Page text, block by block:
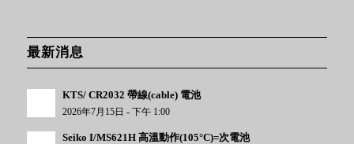
最新消息
KTS/ CR2032 帶線(cable) 電池
2026年7月15日 - 下午 1:00
Seiko I/MS621H 高溫動作(105°C)=次電池